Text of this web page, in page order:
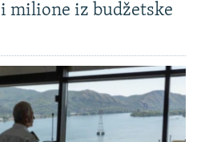
milione iz budžetske